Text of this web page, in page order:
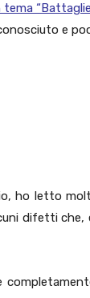
e
ho letto
difetti